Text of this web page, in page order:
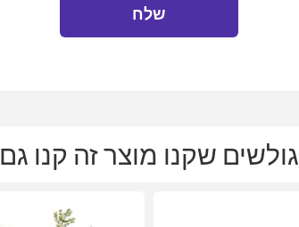
שלח
גולשים שקנו מוצר זה קנו גם